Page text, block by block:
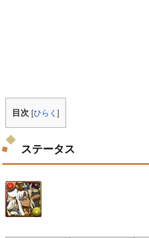
目次 [ひらく]
ステータス